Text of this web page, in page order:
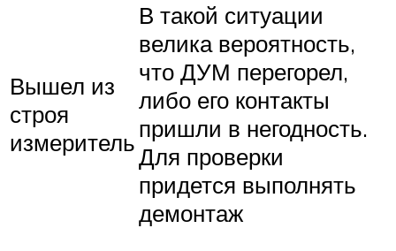
Вышел из
строя
измеритель
В такой ситуации
велика вероятность,
что ДУМ перегорел,
либо его контакты
пришли в негодность.
Для проверки
придется выполнять
демонтаж